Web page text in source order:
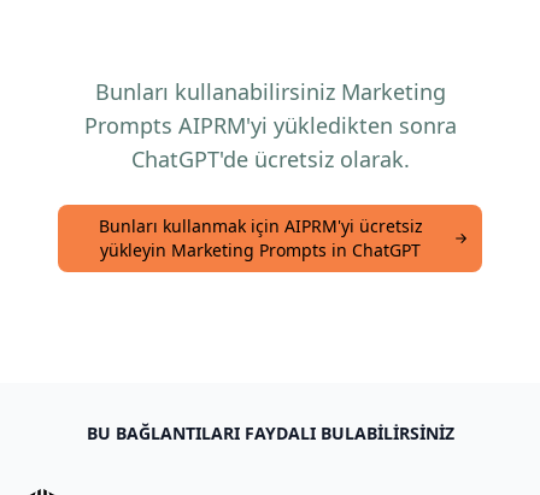
Bunları kullanabilirsiniz Marketing
Prompts AIPRM'yi yükledikten sonra
ChatGPT'de ücretsiz olarak.
Bunları kullanmak için AIPRM'yi ücretsiz
yükleyin Marketing Prompts in ChatGPT
BU BAĞLANTILARI FAYDALI BULABILIRSINIZ